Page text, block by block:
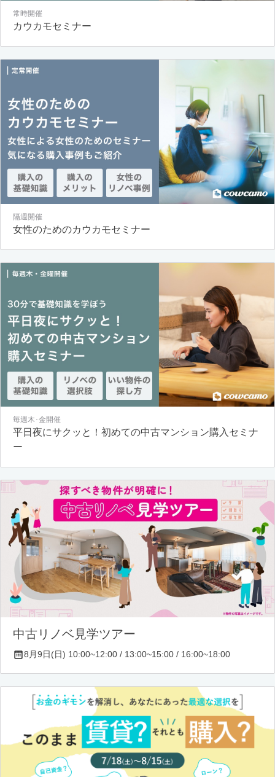
常時開催
カウカモセミナー
隔週開催
女性のためのカウカモセミナー
毎週木･金開催
平日夜にサクッと！初めての中古マンション購入セミナ
ー
中古リノベ見学ツアー
8月9日(日) 10:00~12:00 / 13:00~15:00 / 16:00~18:00